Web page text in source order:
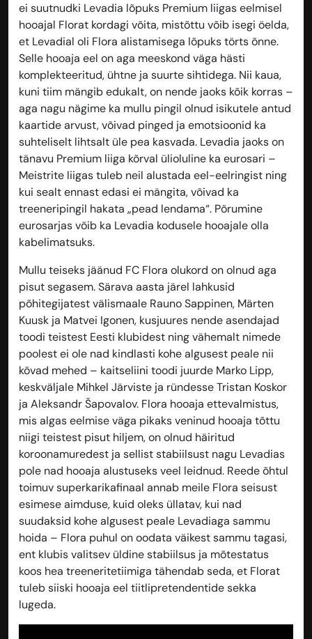
ei suutnudki Levadia lõpuks Premium liigas eelmisel
hooajal Florat kordagi võita, mistõttu võib isegi öelda,
et Levadial oli Flora alistamisega lõpuks törts õnne.
Selle hooaja eel on aga meeskond väga hästi
komplekteeritud, ühtne ja suurte sihtidega. Nii kaua,
kuni tiim mängib edukalt, on nende jaoks kõik korras –
aga nagu nägime ka mullu pingil olnud isikutele antud
kaartide arvust, võivad pinged ja emotsioonid ka
suhteliselt lihtsalt üle pea kasvada. Levadia jaoks on
tänavu Premium liiga kõrval ülioluline ka eurosari –
Meistrite liigas tuleb neil alustada eel-eelringist ning
kui sealt ennast edasi ei mängita, võivad ka
treeneripingil hakata „pead lendama“. Põrumine
eurosarjas võib ka Levadia kodusele hooajale olla
kabelimatsuks.
Mullu teiseks jäänud FC Flora olukord on olnud aga
pisut segasem. Särava aasta järel lahkusid
põhitegijatest välismaale Rauno Sappinen, Märten
Kuusk ja Matvei Igonen, kusjuures nende asendajad
toodi teistest Eesti klubidest ning vähemalt nimede
poolest ei ole nad kindlasti kohe algusest peale nii
kõvad mehed – kaitseliini toodi juurde Marko Lipp,
keskväljale Mihkel Järviste ja ründesse Tristan Koskor
ja Aleksandr Šapovalov. Flora hooaja ettevalmistus,
mis algas eelmise väga pikaks veninud hooaja tõttu
niigi teistest pisut hiljem, on olnud häiritud
koroonamuredest ja sellist stabiilsust nagu Levadias
pole nad hooaja alustuseks veel leidnud. Reede õhtul
toimuv superkarikafinaal annab meile Flora seisust
esimese aimduse, kuid oleks üllatav, kui nad
suudaksid kohe algusest peale Levadiaga sammu
hoida – Flora puhul on oodata väikest sammu tagasi,
ent klubis valitsev üldine stabiilsus ja mõtestatus
koos hea treeneritetiimiga tähendab seda, et Florat
tuleb siiski hooaja eel tiitlipretendentide sekka
lugeda.